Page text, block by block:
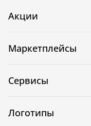
Акции
Маркетплейсы
Сервисы
Логотипы